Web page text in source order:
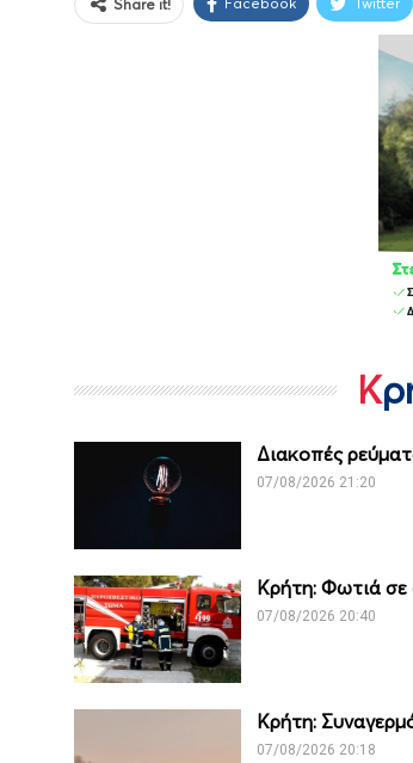
Share it!
Διακοπές
07/08/2026 21:20
Κρήτη: Φωτιά σε
07/08/2026 20:40
Κρήτη:
07/08/2026 20:18